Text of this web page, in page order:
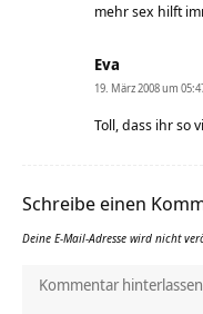
mehr sex hilft
Eva
19. März 2008 um
Toll, dass ihr so
Schreibe einen
Deine E-Mail-Adresse wird nicht